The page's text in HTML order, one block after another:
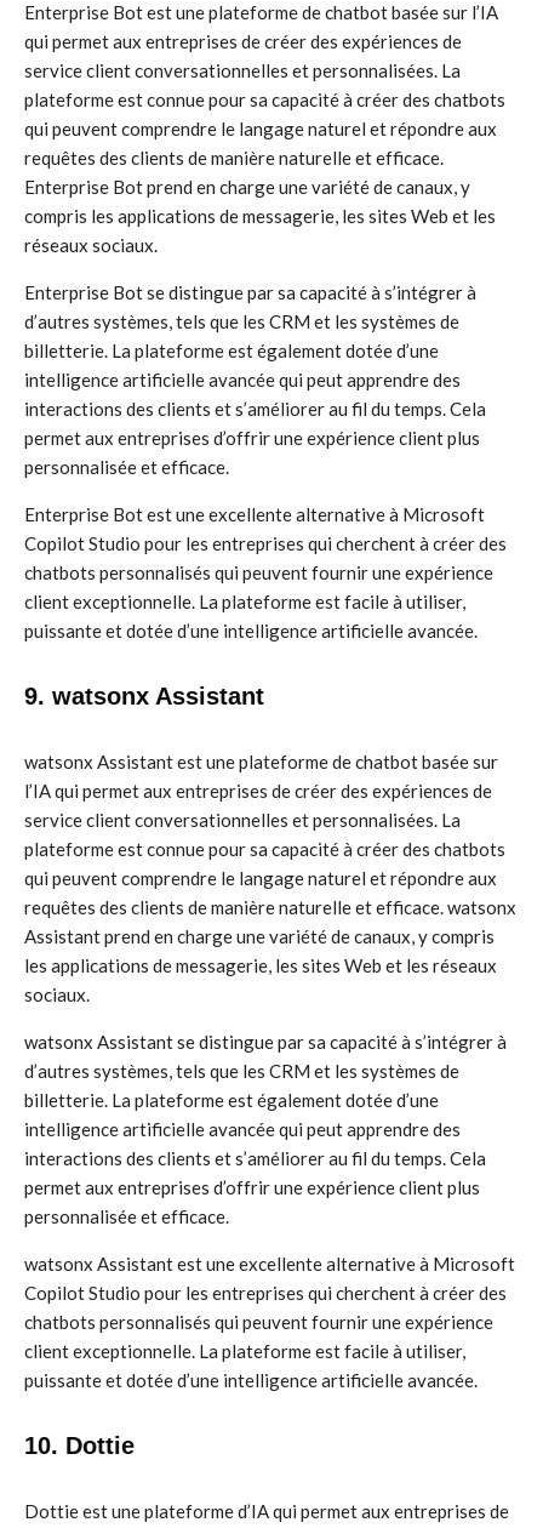
Enterprise Bot est une plateforme de chatbot basée sur l’IA
qui permet aux entreprises de créer des expériences de
service client conversationnelles et personnalisées. La
plateforme est connue pour sa capacité à créer des chatbots
qui peuvent comprendre le langage naturel et répondre aux
requêtes des clients de manière naturelle et efficace.
Enterprise Bot prend en charge une variété de canaux, y
compris les applications de messagerie, les sites Web et les
réseaux sociaux.
Enterprise Bot se distingue par sa capacité à s’intégrer à
d’autres systèmes, tels que les CRM et les systèmes de
billetterie. La plateforme est également dotée d’une
intelligence artificielle avancée qui peut apprendre des
interactions des clients et s’améliorer au fil du temps. Cela
permet aux entreprises d’offrir une expérience client plus
personnalisée et efficace.
Enterprise Bot est une excellente alternative à Microsoft
Copilot Studio pour les entreprises qui cherchent à créer des
chatbots personnalisés qui peuvent fournir une expérience
client exceptionnelle. La plateforme est facile à utiliser,
puissante et dotée d’une intelligence artificielle avancée.
9. watsonx Assistant
watsonx Assistant est une plateforme de chatbot basée sur
l’IA qui permet aux entreprises de créer des expériences de
service client conversationnelles et personnalisées. La
plateforme est connue pour sa capacité à créer des chatbots
qui peuvent comprendre le langage naturel et répondre aux
requêtes des clients de manière naturelle et efficace. watsonx
Assistant prend en charge une variété de canaux, y compris
les applications de messagerie, les sites Web et les réseaux
sociaux.
watsonx Assistant se distingue par sa capacité à s’intégrer à
d’autres systèmes, tels que les CRM et les systèmes de
billetterie. La plateforme est également dotée d’une
intelligence artificielle avancée qui peut apprendre des
interactions des clients et s’améliorer au fil du temps. Cela
permet aux entreprises d’offrir une expérience client plus
personnalisée et efficace.
watsonx Assistant est une excellente alternative à Microsoft
Copilot Studio pour les entreprises qui cherchent à créer des
chatbots personnalisés qui peuvent fournir une expérience
client exceptionnelle. La plateforme est facile à utiliser,
puissante et dotée d’une intelligence artificielle avancée.
10. Dottie
Dottie est une plateforme d’IA qui permet aux entreprises de